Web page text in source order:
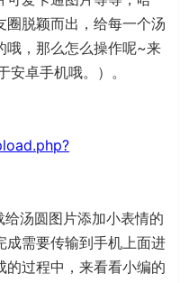
圈脱颖而出，给每一个汤
哦，那么怎么操作呢~来
卓手机哦。）。
汤圆图片添加小表情的
成需要传输到手机上面进
的过程中，来看看小编的